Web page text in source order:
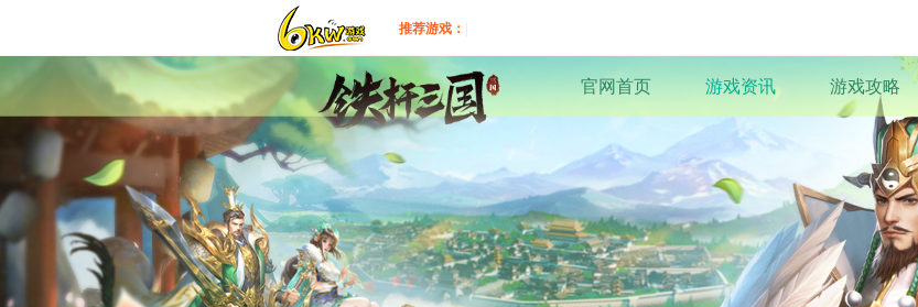
推荐游戏：
官网首页 游戏资讯 游戏攻略